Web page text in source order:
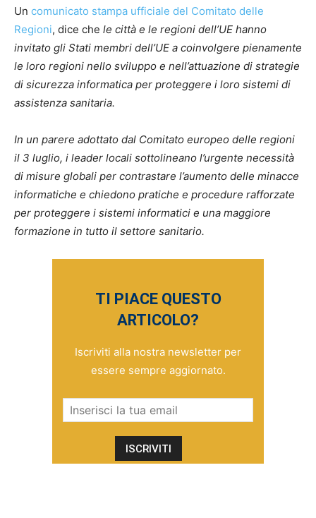
Un comunicato stampa ufficiale del Comitato delle
Regioni, dice che le città e le regioni dell’UE hanno
invitato gli Stati membri dell’UE a coinvolgere pienamente
le loro regioni nello sviluppo e nell’attuazione di strategie
di sicurezza informatica per proteggere i loro sistemi di
assistenza sanitaria.
In un parere adottato dal Comitato europeo delle regioni
il 3 luglio, i leader locali sottolineano l’urgente necessità
di misure globali per contrastare l’aumento delle minacce
informatiche e chiedono pratiche e procedure rafforzate
per proteggere i sistemi informatici e una maggiore
formazione in tutto il settore sanitario.
TI PIACE QUESTO
ARTICOLO?
Iscriviti alla nostra newsletter per
essere sempre aggiornato.